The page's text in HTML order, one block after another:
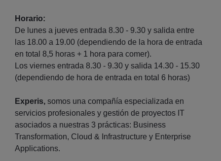
Horario:
De lunes a jueves entrada 8.30 - 9.30 y salida entre
las 18.00 a 19.00 (dependiendo de la hora de entrada
en total 8,5 horas + 1 hora para comer).
Los viernes entrada 8.30 - 9.30 y salida 14.30 - 15.30
(dependiendo de hora de entrada en total 6 horas)
Experis, somos una compañía especializada en
servicios profesionales y gestión de proyectos IT
asociados a nuestras 3 prácticas: Business
Transformation, Cloud & Infrastructure y Enterprise
Applications.